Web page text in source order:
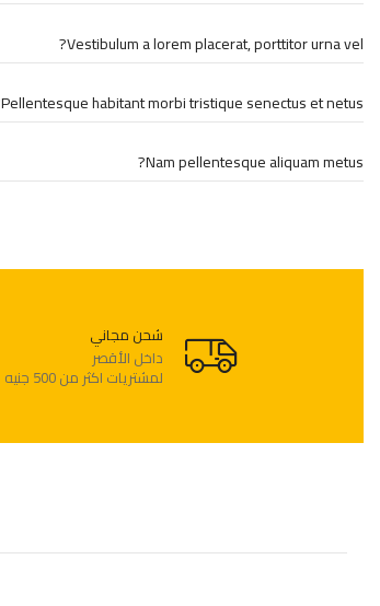
Vestibulum a lorem placerat, porttitor urna vel?
Pellentesque habitant morbi tristique senectus et netus?
Nam pellentesque aliquam metus?
شحن مجاني
لمشتريات اكثر من 500 جنيه